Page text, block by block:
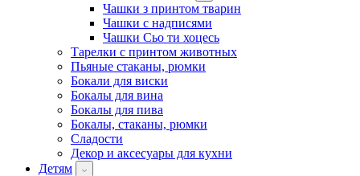
Чашки з принтом тварин
Чашки с надписями
Чашки Сьо ти хоцесь
Тарелки с принтом животных
Пьяные стаканы, рюмки
Бокали для виски
Бокалы для вина
Бокалы для пива
Бокалы, стаканы, рюмки
Сладости
Декор и аксесуары для кухни
Детям